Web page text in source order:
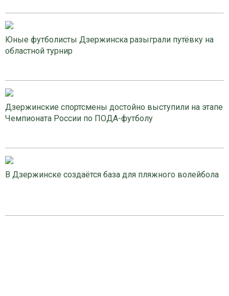
Юные футболисты Дзержинска разыграли путёвку на
областной турнир
Дзержинские спортсмены достойно выступили на этапе
Чемпионата России по ПОДА-футболу
В Дзержинске создаётся база для пляжного волейбола